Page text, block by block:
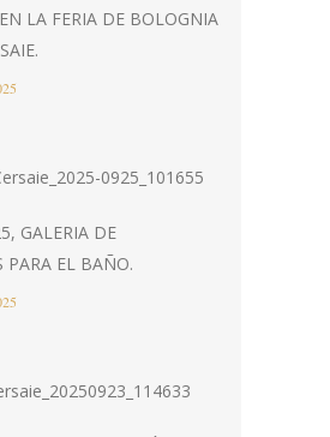
LA FERIA DE BOLOGNIA
GALERIA DE
PARA EL BAÑO.